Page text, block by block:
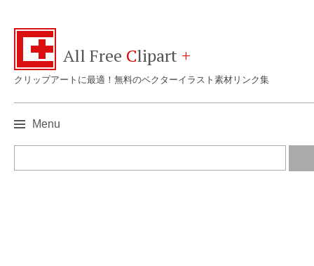
All Free Clipart +
クリップアートに最適！無料のベクターイラスト素材リンク集
Menu